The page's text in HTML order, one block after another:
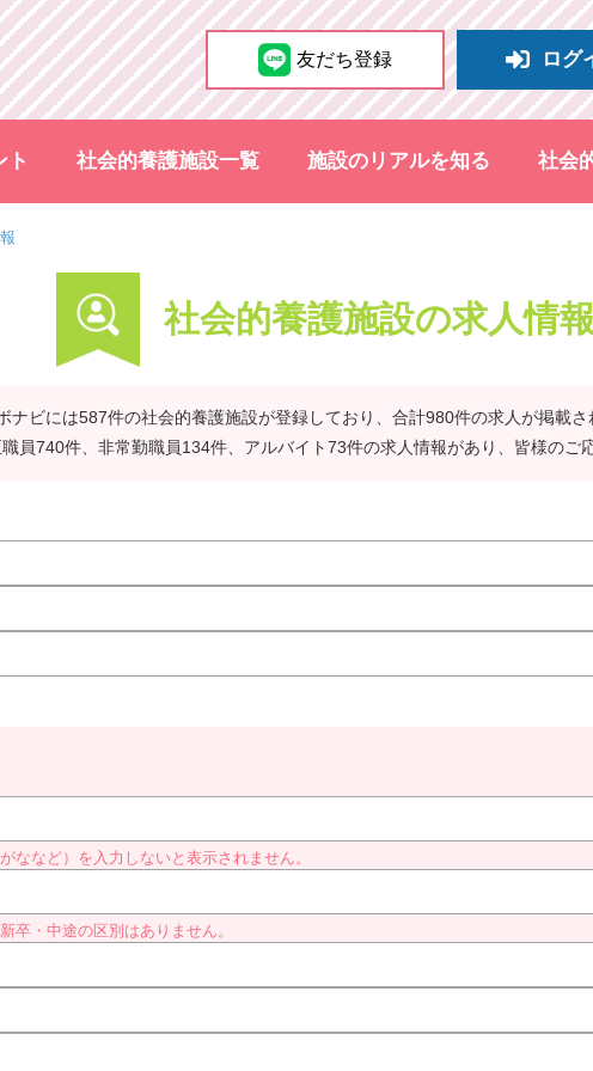
友だち登録 ログ
ト 社会的養護施設一覧 施設のリアルを知る 社会
社会的養護施設の求人情
ナビには587件の社会的養護施設が登録しており、合計980件の求人が掲載
員740件、非常勤職員134件、アルバイト73件の求人情報があり、皆様のご
ななど）を入力しないと表示されません。
卒・中途の区別はありません。